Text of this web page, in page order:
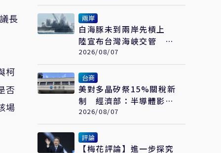
長
柯
否
場
兩岸
白海豚未到兩岸先槓上
陸宣布台灣海峽交管 陸
委會：不勞費心
2026/08/07
台商
美對多晶矽祭15%關稅新
制 經濟部：半導體影響
可控、太陽能產業衝擊有
限
2026/08/07
評論
【梅花評論】進一步探究